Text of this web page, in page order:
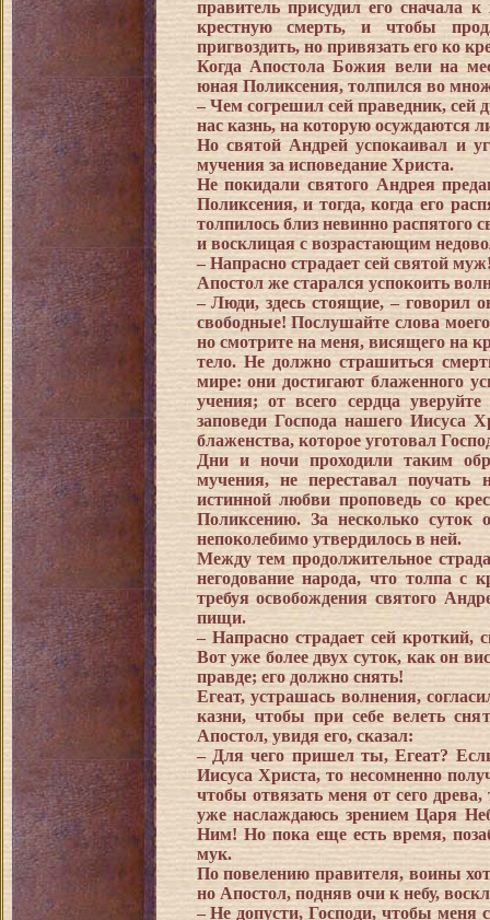
правитель присудил его сначала
крестную смерть, и чтобы
пригвоздить, но привязать его ко
Когда Апостола Божия вели на
юная Поликсения, толпился во
– Чем согрешил сей праведник, сей
нас казнь, на которую осуждаются
Но святой Андрей успокаивал и
мучения за исповедание Христа.
Не покидали святого Андрея
Поликсения, и тогда, когда его
толпилось близ невинно распятого
и восклицая с возрастающим
– Напрасно страдает сей святой
Апостол же старался успокоить
– Люди, здесь стоящие, –
свободные! Послушайте слова
но смотрите на меня, висящего на
тело. Не должно страшиться
мире: они достигают блаженного
учения; от всего сердца
заповеди Господа нашего Иисуса
блаженства, которое уготовал
Дни и ночи проходили таким
мучения, не переставал
истинной любви проповедь со
Поликсению. За несколько суток
непоколебимо утвердилось в ней.
Между тем продолжительное
негодование народа, что толпа с
требуя освобождения святого
пищи.
– Напрасно страдает сей
Вот уже более двух суток, как он
правде; его должно снять!
Егеат, устрашась волнения,
казни, чтобы при себе велеть
Апостол, увидя его, сказал:
– Для чего пришел ты, Егеат?
Иисуса Христа, то несомненно
чтобы отвязать меня от сего
уже наслаждаюсь зрением Царя
Ним! Но пока еще есть время,
мук.
По повелению правителя, воины
но Апостол, подняв очи к небу,
– Не допусти, Господи, чтобы меня